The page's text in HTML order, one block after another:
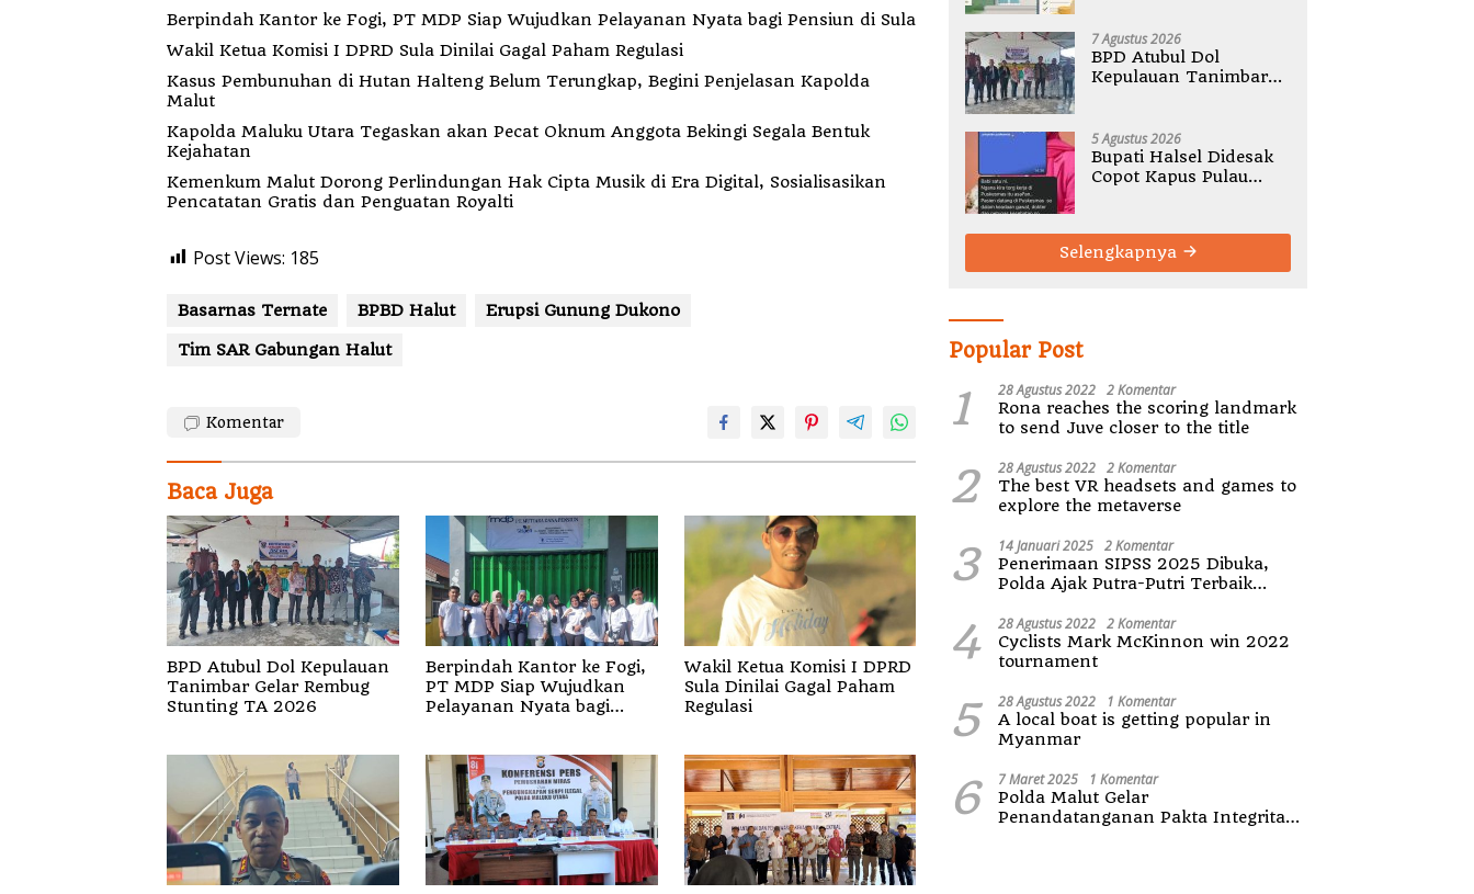
Berpindah Kantor ke Fogi, PT MDP Siap Wujudkan Pelayanan Nyata bagi Pensiun di Sula
Wakil Ketua Komisi I DPRD Sula Dinilai Gagal Paham Regulasi
Kasus Pembunuhan di Hutan Halteng Belum Terungkap, Begini Penjelasan Kapolda
Malut
Kapolda Maluku Utara Tegaskan akan Pecat Oknum Anggota Bekingi Segala Bentuk
Kejahatan
Kemenkum Malut Dorong Perlindungan Hak Cipta Musik di Era Digital, Sosialisasikan
Pencatatan Gratis dan Penguatan Royalti
Post Views: 185
Basarnas Ternate BPBD Halut
Erupsi Gunung Dukono
Tim SAR Gabungan Halut
Komentar
Baca Juga
BPD Atubul Dol Kepulauan
Tanimbar Gelar Rembug
Stunting TA 2026
Berpindah Kantor ke Fogi,
PT MDP Siap Wujudkan
Pelayanan Nyata bagi
Wakil Ketua Komisi I DPRD
Sula Dinilai Gagal Paham
Regulasi
7 Agustus 2026
BPD Atubul Dol
Kepulauan Tanimbar
5 Agustus 2026
Bupati Halsel Didesak
Copot Kapus Pulau
Selengkapnya
Popular Post
1 28 Agustus 2022 2 Komentar
Rona reaches the scoring landmark
to send Juve closer to the title
2 28 Agustus 2022 2 Komentar
The best VR headsets and games to
explore the metaverse
3 14 Januari 2025 2 Komentar
Penerimaan SIPSS 2025 Dibuka,
Polda Ajak Putra-Putri Terbaik
4 28 Agustus 2022 2 Komentar
Cyclists Mark McKinnon win 2022
tournament
5 28 Agustus 2022 1 Komentar
A local boat is getting popular in
Myanmar
6 7 Maret 2025 1 Komentar
Polda Malut Gelar
Penandatanganan Pakta Integritas